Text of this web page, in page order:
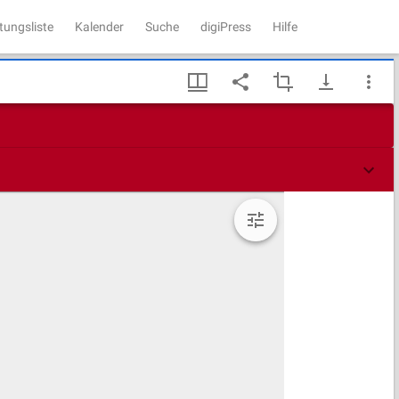
Kalender Suche digiPress Hilfe